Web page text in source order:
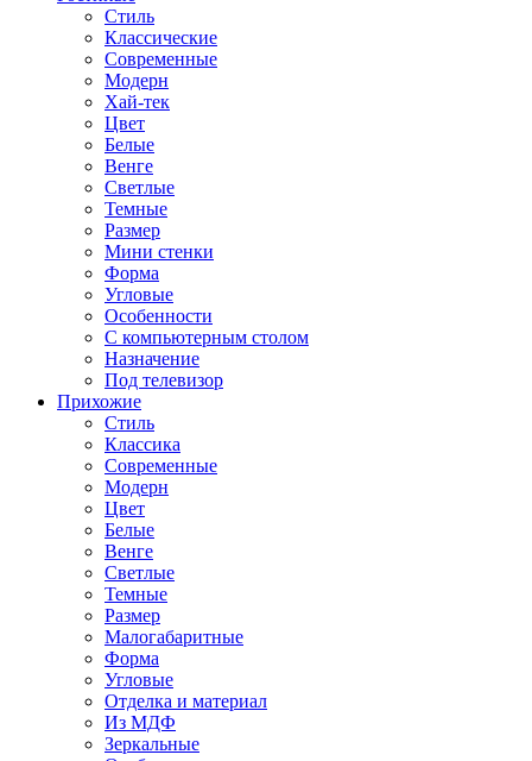
Стиль
Классические
Современные
Модерн
Хай-тек
Цвет
Белые
Венге
Светлые
Темные
Размер
Мини стенки
Форма
Угловые
Особенности
С компьютерным столом
Назначение
Под телевизор
Прихожие
Стиль
Классика
Современные
Модерн
Цвет
Белые
Венге
Светлые
Темные
Размер
Малогабаритные
Форма
Угловые
Отделка и материал
Из МДФ
Зеркальные